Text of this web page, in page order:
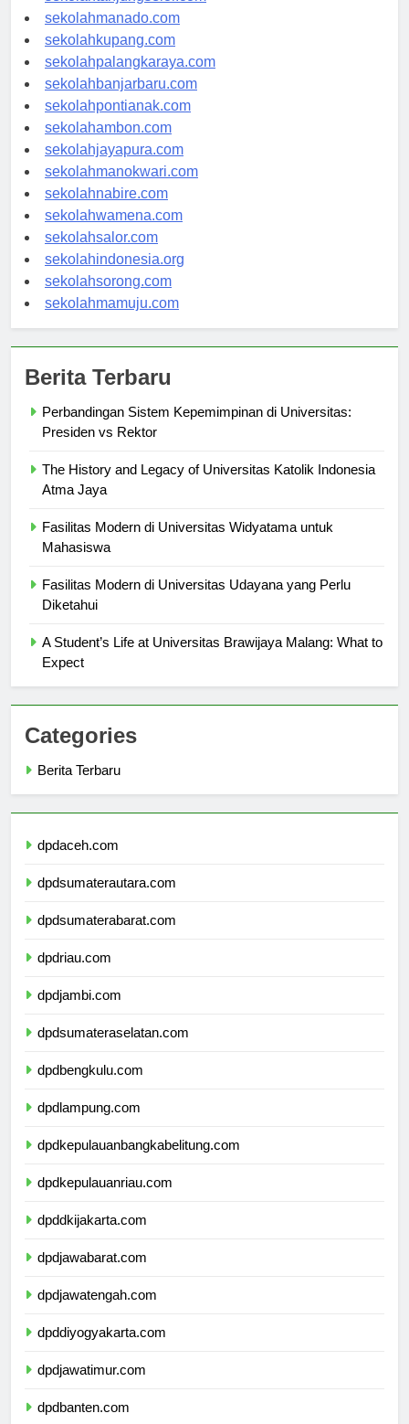
sekolahtanjungselor.com
sekolahmanado.com
sekolahkupang.com
sekolahpalangkaraya.com
sekolahbanjarbaru.com
sekolahpontianak.com
sekolahambon.com
sekolahjayapura.com
sekolahmanokwari.com
sekolahnabire.com
sekolahwamena.com
sekolahsalor.com
sekolahindonesia.org
sekolahsorong.com
Perbandingan Sistem Kepemimpinan di Universitas:
The History and Legacy of Universitas Katolik Indonesia
Fasilitas Modern di Universitas Widyatama untuk
Fasilitas Modern di Universitas Udayana yang Perlu
A Student’s Life at Universitas Brawijaya Malang: What to
Categories